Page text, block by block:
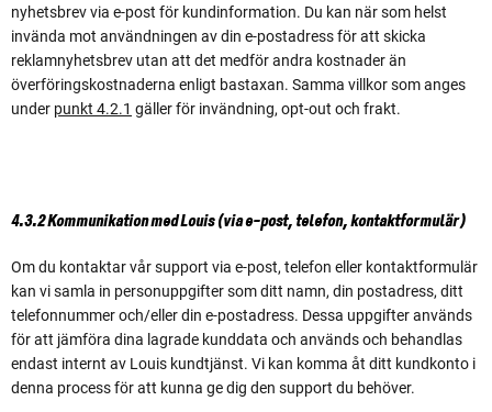
nyhetsbrev via e-post för kundinformation. Du kan när som helst
invända mot användningen av din e-postadress för att skicka
reklamnyhetsbrev utan att det medför andra kostnader än
överföringskostnaderna enligt bastaxan. Samma villkor som anges
under punkt 4.2.1 gäller för invändning, opt-out och frakt.
4.3.2 Kommunikation med Louis (via e-post, telefon, kontaktformulär)
Om du kontaktar vår support via e-post, telefon eller kontaktformulär
kan vi samla in personuppgifter som ditt namn, din postadress, ditt
telefonnummer och/eller din e-postadress. Dessa uppgifter används
för att jämföra dina lagrade kunddata och används och behandlas
endast internt av Louis kundtjänst. Vi kan komma åt ditt kundkonto i
denna process för att kunna ge dig den support du behöver.